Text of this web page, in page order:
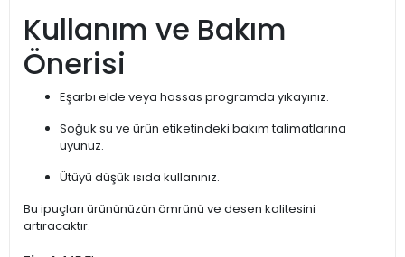
Kullanım ve Bakım
Önerisi
Eşarbı elde veya hassas programda yıkayınız.
Soğuk su ve ürün etiketindeki bakım talimatlarına
uyunuz.
Ütüyü düşük ısıda kullanınız.
Bu ipuçları ürününüzün ömrünü ve desen kalitesini
artıracaktır.